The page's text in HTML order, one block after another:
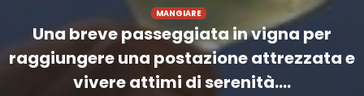
MANGIARE
Una breve passeggiata in vigna per
raggiungere una postazione attrezzata e
vivere attimi di serenità....